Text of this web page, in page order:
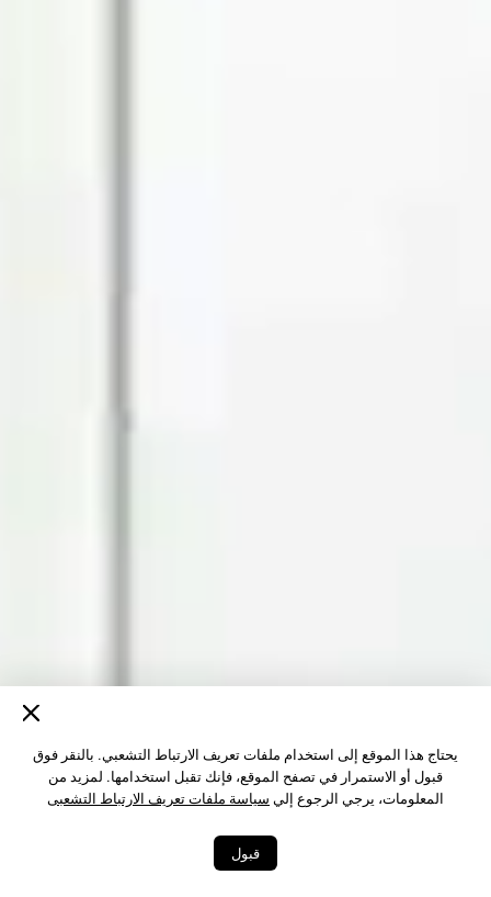
يحتاج هذا الموقع إلى استخدام ملفات تعريف الارتباط التشعبي. بالنقر فوق
قبول أو الاستمرار في تصفح الموقع، فإنك تقبل استخدامها. لمزيد من
المعلومات، يرجي الرجوع إلي سياسة ملفات تعريف الارتباط التشعبى
قبول